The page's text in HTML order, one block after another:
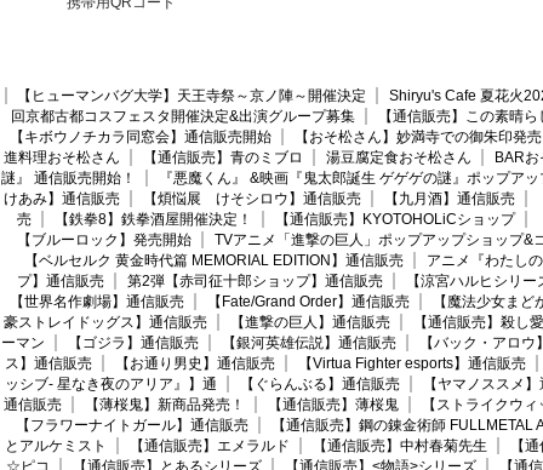
【ヒューマンバグ大学】天王寺祭～京ノ陣～開催決定
Shiryu's Cafe 夏花火
回京都古都コスフェスタ開催決定&出演グループ募集
【通信販売】この素晴
【キボウノチカラ同窓会】通信販売開始
【おそ松さん】妙満寺での御朱印発売
進料理おそ松さん
【通信販売】青のミブロ 湯豆腐定食おそ松さん
BAR
謎』 通信販売開始！
『悪魔くん』 &映画『鬼太郎誕生 ゲゲゲの謎』ポップア
けあみ】通信販売
【煩悩展 けそシロウ】通信販売 【九月酒】通信販売
売
【鉄拳8】鉄拳酒屋開催決定！ 【通信販売】KYOTOHOLiCショップ
【ブルーロック】発売開始
TVアニメ「進撃の巨人」ポップアップショップ&
【ベルセルク 黄金時代篇 MEMORIAL EDITION】通信販売
アニメ『わたし
プ】通信販売
第2弾【赤司征十郎ショップ】通信販売
【涼宮ハルヒシリ
【世界名作劇場】通信販売
【Fate/Grand Order】通信販売
【魔法少女ま
豪ストレイドッグス】通信販売
【進撃の巨人】通信販売
【通信販売】殺し愛
ーマン
【ゴジラ】通信販売 【銀河英雄伝説】通信販売
【バック・アロウ
ス】通信販売
【お通り男史】通信販売
【Virtua Fighter esports】通信販売
ッシブ- 星なき夜のアリア』】通
【ぐらんぶる】通信販売
【ヤマノススメ
通信販売
【薄桜鬼】新商品発売！ 【通信販売】薄桜鬼
【ストライクウ
【フラワーナイトガール】通信販売
【通信販売】鋼の錬金術師 FULLMETAL
とアルケミスト
【通信販売】エメラルド 【通信販売】中村春菊先生
【
☆ピコ
【通信販売】とあるシリーズ 【通信販売】<物語>シリーズ
【通